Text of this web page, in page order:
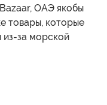
ОАЭ якобы
товары, которые
из-за морской